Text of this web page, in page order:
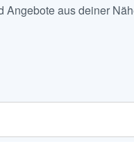
Angebote aus deiner